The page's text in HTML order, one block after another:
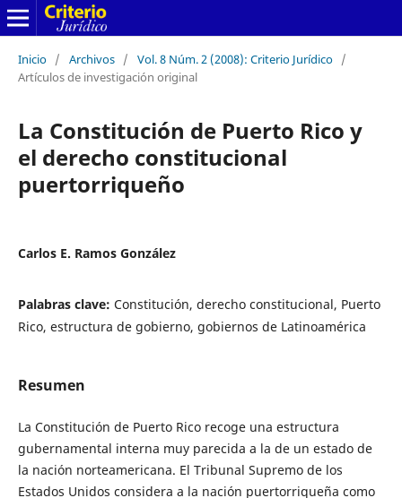
Inicio / Archivos / Vol. 8 Núm. 2 (2008): Criterio Jurídico /
Artículos de investigación original
La Constitución de Puerto Rico y
el derecho constitucional
puertorriqueño
Carlos E. Ramos González
Palabras clave: Constitución, derecho constitucional, Puerto
Rico, estructura de gobierno, gobiernos de Latinoamérica
Resumen
La Constitución de Puerto Rico recoge una estructura
gubernamental interna muy parecida a la de un estado de
la nación norteamericana. El Tribunal Supremo de los
Estados Unidos considera a la nación puertorriqueña como